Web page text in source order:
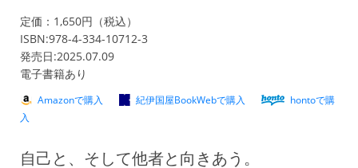
定価：1,650円（税込）
ISBN:978-4-334-10712-3
発売日:2025.07.09
電子書籍あり
Amazonで購入 紀伊国屋BookWebで購入
hontoで購
入
自己と、そして他者と向きあう。